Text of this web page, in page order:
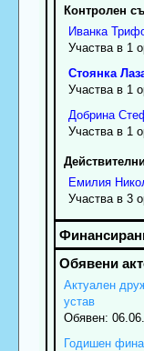
Контролен
Иванка
Участва в 1
Стоянка
Участва в 1
Добрина
Участва в 1
Емилия
Участва в 3
Актуален
устав
Обявен:
Годишен